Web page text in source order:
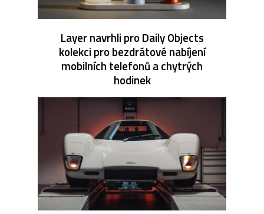
Layer navrhli pro Daily Objects
kolekci pro bezdrátové nabíjení
mobilních telefonů a chytrých
hodinek